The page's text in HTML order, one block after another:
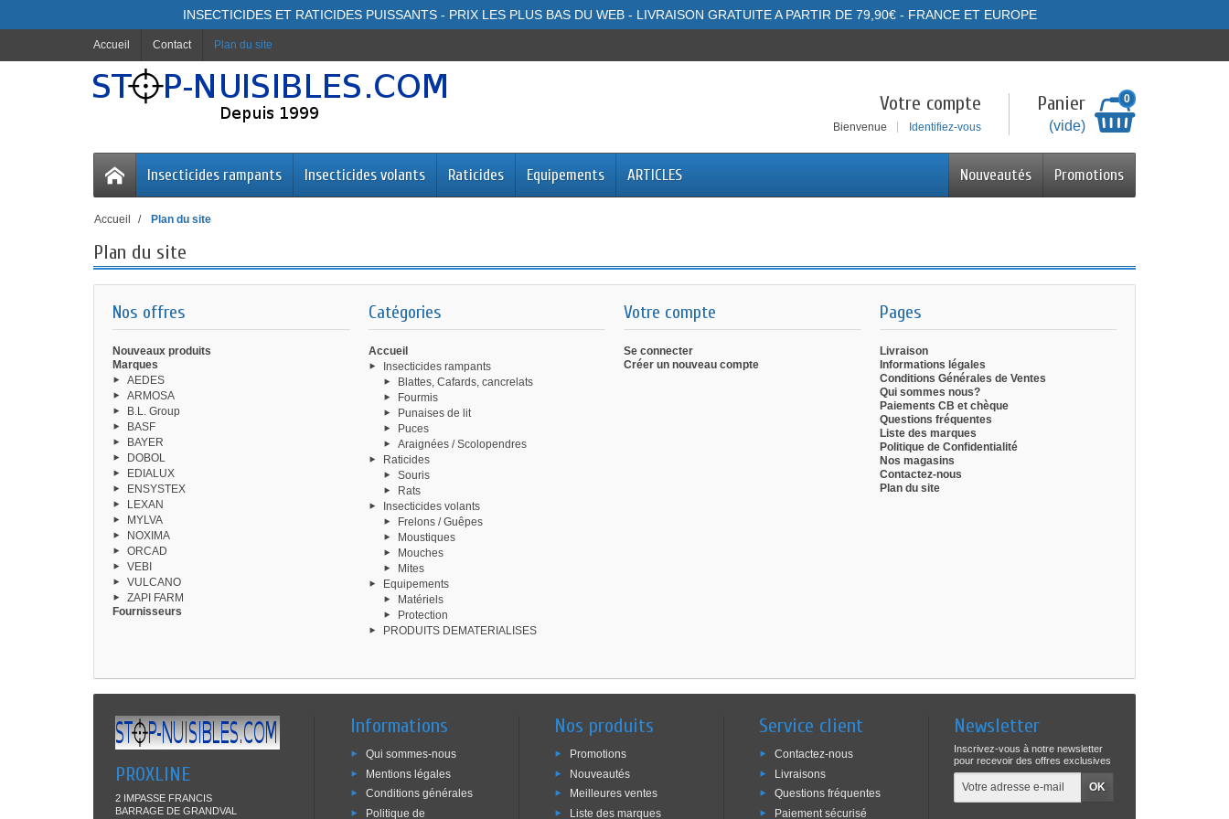
INSECTICIDES ET RATICIDES PUISSANTS - PRIX LES PLUS BAS DU WEB - LIVRAISON GRATUITE A PARTIR DE 79,90€ - FRANCE ET EUROPE
Accueil Contact Plan du site
Panier
(vide)
0
Votre compte
Bienvenue Identifiez-vous
Promotions
Nouveautés
Insecticides rampants Insecticides volants Raticides Equipements ARTICLES
Accueil Plan du site
Plan du site
Nos offres
Nouveaux produits
Marques
AEDES
ARMOSA
B.L. Group
BASF
BAYER
DOBOL
EDIALUX
ENSYSTEX
LEXAN
MYLVA
NOXIMA
ORCAD
VEBI
VULCANO
ZAPI FARM
Fournisseurs
Catégories
Accueil
Insecticides rampants
Blattes, Cafards, cancrelats
Fourmis
Punaises de lit
Puces
Araignées / Scolopendres
Raticides
Souris
Rats
Insecticides volants
Frelons / Guêpes
Moustiques
Mouches
Mites
Equipements
Matériels
Protection
PRODUITS DEMATERIALISES
Votre compte
Se connecter
Créer un nouveau compte
Pages
Livraison
Informations légales
Conditions Générales de Ventes
Qui sommes nous?
Paiements CB et chèque
Questions fréquentes
Liste des marques
Politique de Confidentialité
Nos magasins
Contactez-nous
Plan du site
PROXLINE
2 IMPASSE FRANCIS
BARRAGE DE GRANDVAL
Informations
Qui sommes-nous
Mentions légales
Conditions générales
Politique de
Nos produits
Promotions
Nouveautés
Meilleures ventes
Liste des marques
Service client
Contactez-nous
Livraisons
Questions fréquentes
Paiement sécurisé
Newsletter
Inscrivez-vous à notre newsletter
pour recevoir des offres exclusives